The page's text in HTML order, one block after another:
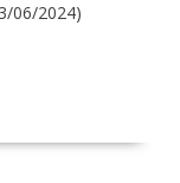
06/2024)